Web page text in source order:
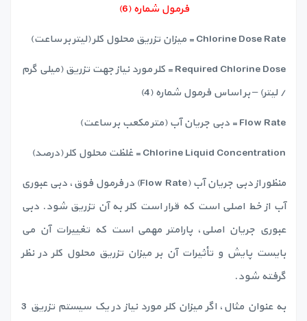
فرمول شماره (6)
Chlorine Dose Rate = میزان تزریق محلول کلر (لیتر بر ساعت)
Required Chlorine Dose = کلر مورد نیاز جهت تزریق (میلی گرم
/ لیتر) – بر اساس فرمول شماره (4)
Flow Rate = دبی جریان آب (متر مکعب بر ساعت)
Chlorine Liquid Concentration = غلظت محلول کلر (درصد)
منظور از دبی جریان آب (Flow Rate) در فرمول فوق، دبی عبوری
آب از خط اصلی است که قرار است کلر به آن تزریق شود. دبی
عبوری جریان اصلی، پارامتر مهمی است که تغییرات آن می
بایست پایش و تأثیرات آن بر میزان تزریق محلول کلر در نظر
گرفته شود.
به عنوان مثال، اگر میزان کلر مورد نیاز در یک سیستم تزریق 3